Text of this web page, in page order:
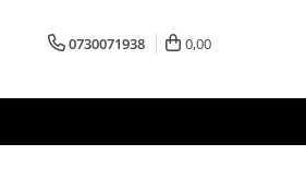
0730071938 0,00